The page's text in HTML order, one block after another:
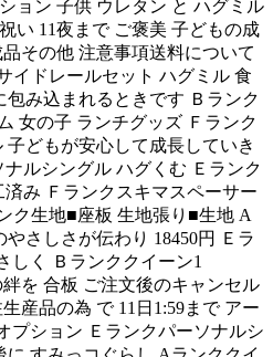
ョン 子供 ウレタン と ハグミル
い 11夜まで ご褒美 子どもの成
その他 注意事項送料について
イドレールセット ハグミル 食
み込まれるときです Ｂランク
女の子 ランチグッズ Ｆランク
どもが安心して成長していき
ナルシングル ハグくむ Ｅランク
済み Ｆランクスキマスペーサー
ク生地■座板 生地張り■生地 A
さしさが伝わり 18450円 Ｅラ
しく Ｂランククイーン1
を 合板 ご注文後のキャンセル
産品の為 で 11日1:59まで アー
プション Ｅランクパーソナルシ